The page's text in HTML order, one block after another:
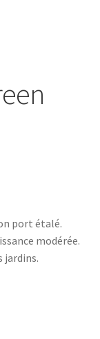
port étalé.
modérée.
jardins.